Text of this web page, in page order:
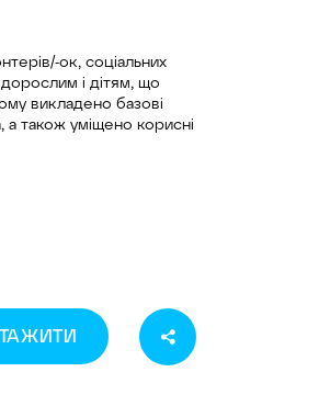
ок, соціальних
дорослим і дітям, що
викладено базові
а також уміщено корисні